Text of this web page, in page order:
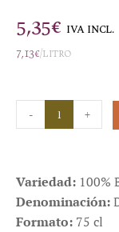
5,35€ IVA INCL.
7,13€/litro
- +
Variedad: 100%
Denominación:
Formato: 75 cl